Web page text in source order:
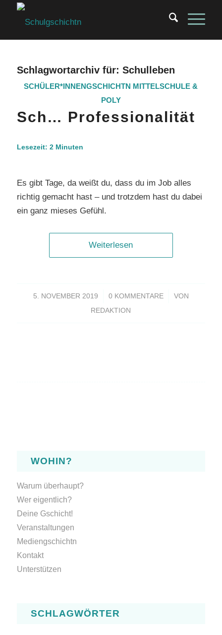
Schlagwortarchiv für: Schulleben
SCHÜLER*INNENGSCHICHTN MITTELSCHULE &
POLY
Sch… Professionalität
Lesezeit: 2 Minuten
Es gibt Tage, da weißt du, dass du im Job alles
richtig gemacht hast – und trotzdem hast du dabei
ein ganz mieses Gefühl.
Weiterlesen
5. NOVEMBER 2019
/ 0 KOMMENTARE
/
VON
REDAKTION
WOHIN?
Warum überhaupt?
Wer eigentlich?
Deine Gschicht!
Veranstaltungen
Mediengschichtn
Kontakt
Unterstützen
SCHLAGWÖRTER